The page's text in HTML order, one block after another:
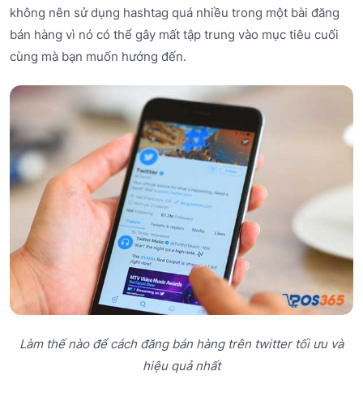
không nên sử dụng hashtag quá nhiều trong một bài đăng
bán hàng vì nó có thể gây mất tập trung vào mục tiêu cuối
cùng mà bạn muốn hướng đến.
Làm thế nào để cách đăng bán hàng trên twitter tối ưu và
hiệu quả nhất